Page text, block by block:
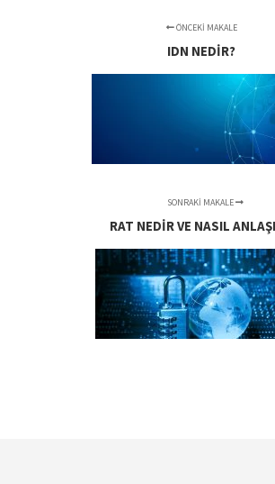
ÖNCEKI MAKALE
IDN NEDIR?
SONRAKI MAKALE
RAT NEDIR VE NASIL